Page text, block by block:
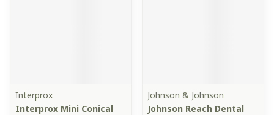
Interprox
Interprox Mini Conical
Johnson & Johnson
Johnson Reach Dental